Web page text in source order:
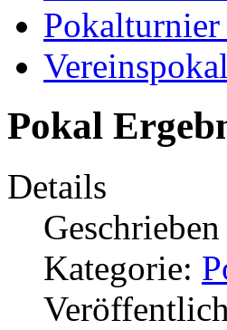
Pokalturnier
Pokal
Details
Kategorie: